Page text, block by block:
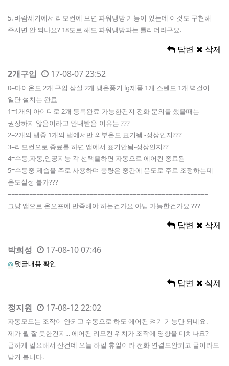
5. 바람세기에서 리모컨에 보면 파워냉방 기능이 있는데 이것도 구현해
주시면 안 되나요? 18도로 해도 파워냉방과는 틀리더라구요.
답변 삭제
2개구입 17-08-07 23:52
0=마이온도 2개 구입 삼실 2개 냉온풍기 lg제품 1개 스텐드 1개 벽걸이
일단 설치는 완료
1=1개의 아이디로 2개 등록완료-가능한건지 전화 문의를 했을때는
권장하지 않음이라고 안내받음-이유는 ???
2=2개의 탭중 1개의 탭에서만 외부온도 표기됌 -정상인지???
3=리모컨으로 종료를 하면 앱에서 표기안됨-정상인지??
4=수동,자동,인공지능 각 선택을하면 자동으로 에어컨 종료됨
5=수동중 제습을 주로 사용하며 풍량은 중간에 온도로 주로 조정하는데
온도설정 불가???
========================================================
그냥 앱으로 온오프에 만족해야 하는건가요 아님 가능한건가요 ???
답변 삭제
박희성 17-08-10 07:46
댓글내용 확인
답변 삭제
정지원 17-08-12 22:02
자동모드는 조작이 안되고 수동으로 하도 에어컨 켜기 기능만 되네요.
제가 뭘 잘 못한건지... 에어컨 리모컨 위치가 조작에 영향을 미치나요?
급하게 필요해서 산건데 오늘 하필 휴일이라 전화 연결도안되고 글이라도
남겨 봅니다.